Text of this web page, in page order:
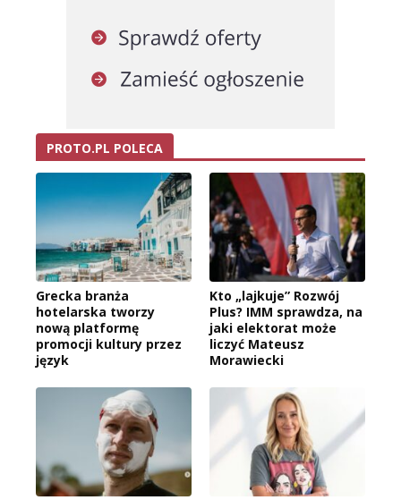
PROTO.PL POLECA
Grecka branża
hotelarska tworzy
nową platformę
promocji kultury przez
język
Kto „lajkuje” Rozwój
Plus? IMM sprawdza, na
jaki elektorat może
liczyć Mateusz
Morawiecki